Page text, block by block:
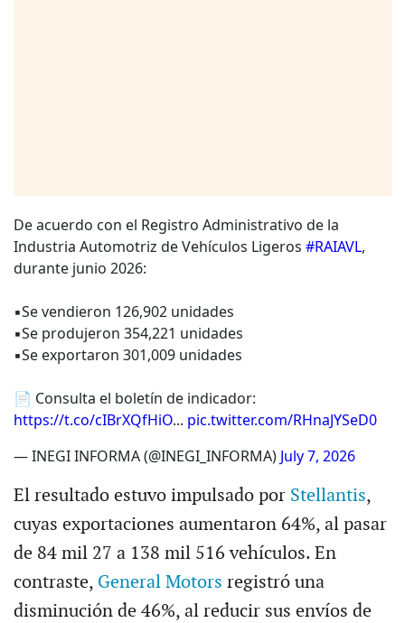
De acuerdo con el Registro Administrativo de la
Industria Automotriz de Vehículos Ligeros #RAIAVL,
durante junio 2026:
▪️Se vendieron 126,902 unidades
▪️Se produjeron 354,221 unidades
▪️Se exportaron 301,009 unidades
📄 Consulta el boletín de indicador:
https://t.co/cIBrXQfHiO... pic.twitter.com/RHnaJYSeD0
— INEGI INFORMA (@INEGI_INFORMA) July 7, 2026
El resultado estuvo impulsado por Stellantis,
cuyas exportaciones aumentaron 64%, al pasar
de 84 mil 27 a 138 mil 516 vehículos. En
contraste, General Motors registró una
disminución de 46%, al reducir sus envíos de